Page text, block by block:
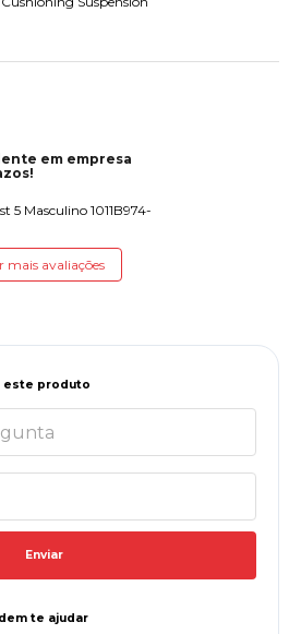
em empresa
5 Masculino 1011B974-
mais avaliações
este produto
Enviar
te ajudar